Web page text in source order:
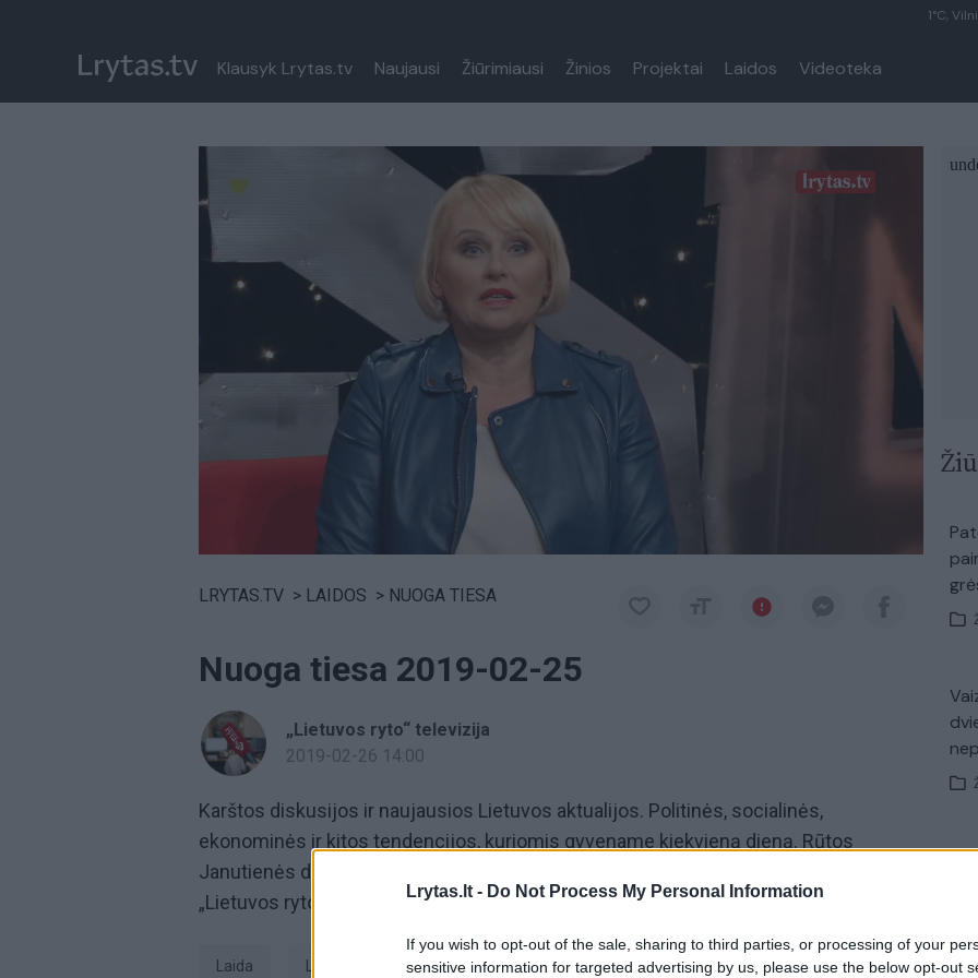
Lrytas.lt - Do Not Process My Personal Information
If you wish to opt-out of the sale, sharing to third parties, or processing of your
sensitive information for targeted advertising by us, please use the below opt-out
1°C,
Klausyk Lrytas.tv Naujausi Žiūrimiausi Žinios Projektai Laidos Videoteka
LRYTAS.TV > LAIDOS > NUOGA TIESA
Nuoga tiesa 2019-02-25
„Lietuvos ryto“ televizija
2019-02-26 14:00
Karštos diskusijos ir naujausios Lietuvos aktualijos. Politinės, socialinės,
ekonominės ir kitos tendencijos, kuriomis gyvename kiekvieną dieną. Rūtos
Janutienės diskusijų laidą
„Lietuvos ryto“ televiziją.
laida laida Nuoga tiesa Nuoga tiesa Rūta Janutienė